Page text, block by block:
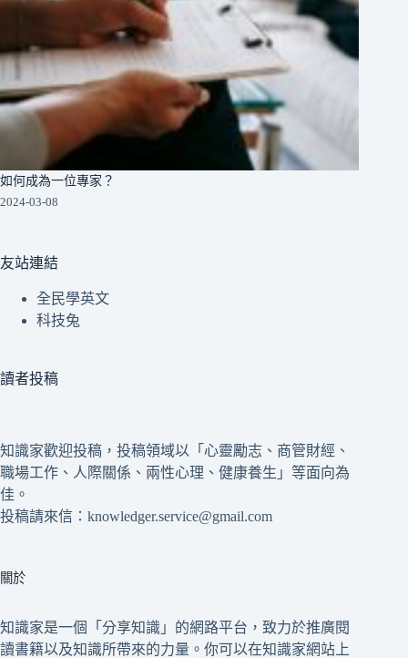
如何成為一位專家？
2024-03-08
友站連結
全民學英文
科技兔
讀者投稿
知識家歡迎投稿，投稿領域以「心靈勵志、商管財經、
職場工作、人際關係、兩性心理、健康養生」等面向為
佳。
投稿請來信：knowledger.service@gmail.com
關於
知識家是一個「分享知識」的網路平台，致力於推廣閱
讀書籍以及知識所帶來的力量。你可以在知識家網站上